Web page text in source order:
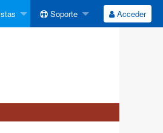
Soporte Acceder